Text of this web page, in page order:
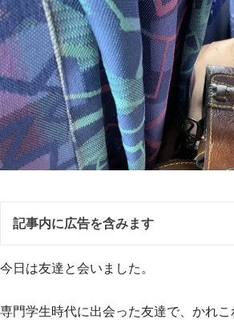
記事内に広告を含みます
今日は友達と会いました。
専門学生時代に出会った友達で、かれこ